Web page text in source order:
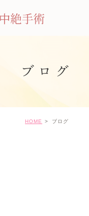
ブログ
HOME ブログ